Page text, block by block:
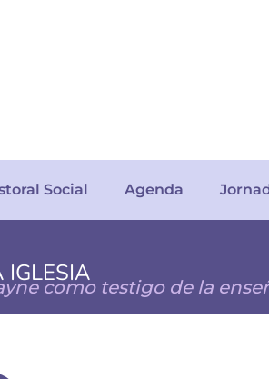
Social Agenda
IGLESIAcomo testigo de la